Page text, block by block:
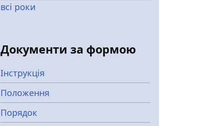
всі роки
Документи за формою
Інструкція
Положення
Порядок